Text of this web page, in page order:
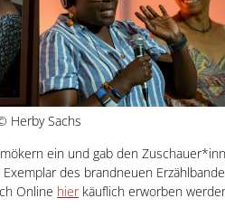
Herby Sachs
ein und gab den
des brandneuen
Online hierkäuflich erworben